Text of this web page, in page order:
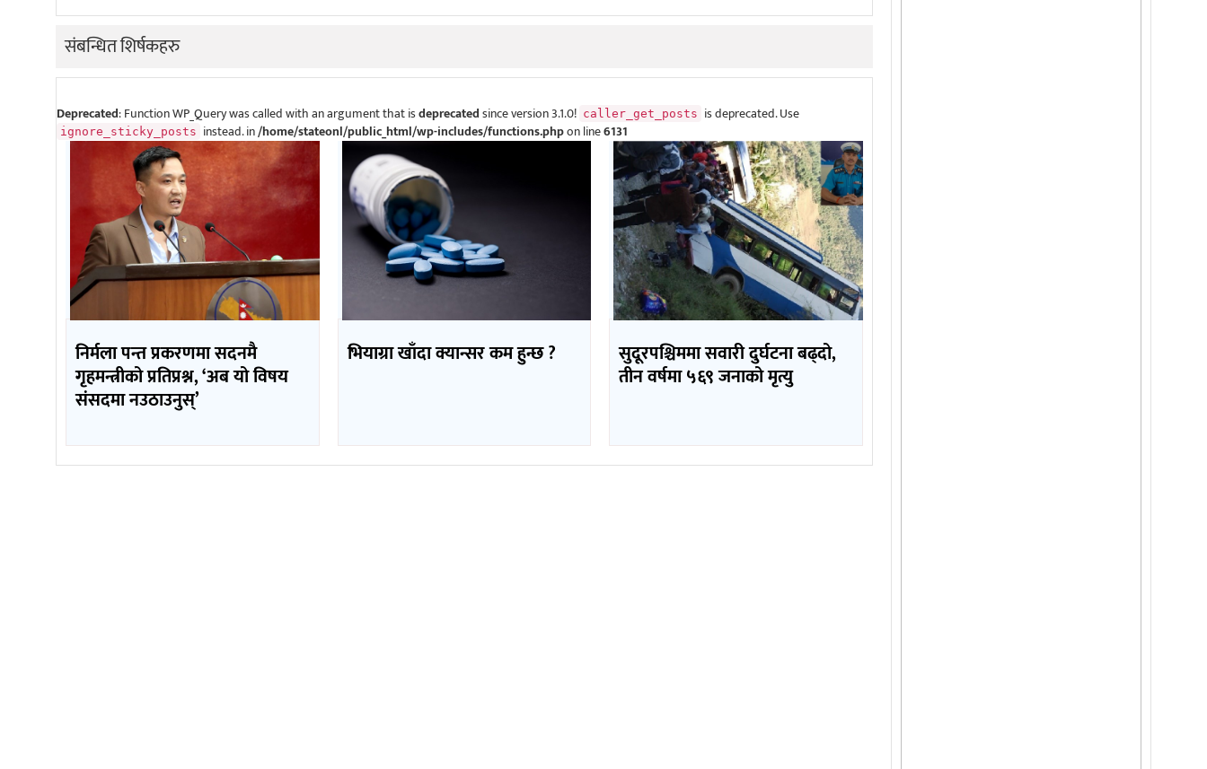
संबन्धित शिर्षकहरु
Deprecated: Function WP_Query was called with an argument that isdeprecatedsince version 3.1.0! caller_get_posts is deprecated. Use
ignore_sticky_posts instead. in/home/stateonl/public_html/wp-includes/functions.phpon line6131
निर्मला पन्त प्रकरणमा सदनमै
गृहमन्त्रीको प्रतिप्रश्न, ‘अब यो विषय
संसदमा नउठाउनुस्’
भियाग्रा खाँदा क्यान्सर कम हुन्छ ? सुदूरपश्चिममा सवारी दुर्घटना बढ्दो,
तीन वर्षमा ५६९ जनाको मृत्यु